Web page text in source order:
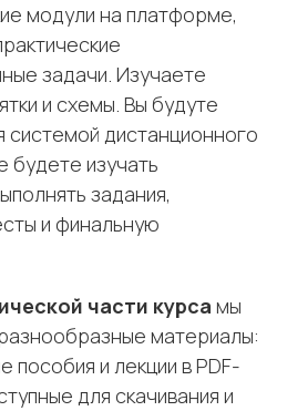
модули на платформе,
задачи. Изучаете
и схемы. Вы будуте
системой дистанционного
будете изучать
задания,
и финальную
части курса мы
материалы:
пособия и лекции в PDF-
для скачивания и